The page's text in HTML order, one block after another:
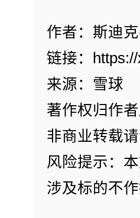
作者：斯迪
链接：
来源：雪球
著作权归作
非商业转载
风险提示：
涉及标的不